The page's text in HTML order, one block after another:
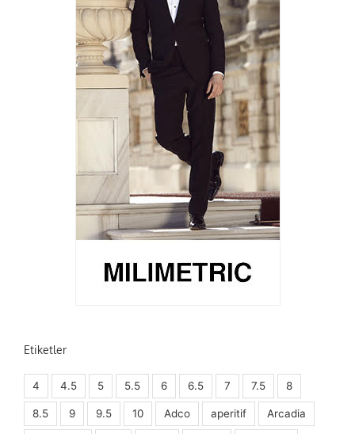
Etiketler
4 4.5 5 5.5 6 6.5 7 7.5 8
8.5 9 9.5 10 Adco aperitif Arcadia